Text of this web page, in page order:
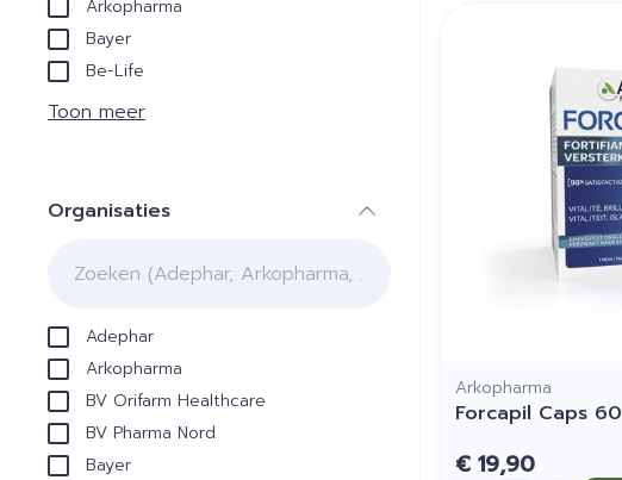
Arkopharma
Bayer
Be-Life
Toon meer
Organisaties
Adephar
Arkopharma
BV Orifarm Healthcare
BV Pharma Nord
Bayer
Arkopharma
Forcapil Caps 60
€ 19,90